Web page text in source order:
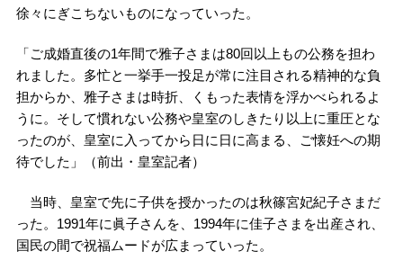
徐々にぎこちないものになっていった。
「ご成婚直後の1年間で雅子さまは80回以上もの公務を担わ
れました。多忙と一挙手一投足が常に注目される精神的な負
担からか、雅子さまは時折、くもった表情を浮かべられるよ
うに。そして慣れない公務や皇室のしきたり以上に重圧とな
ったのが、皇室に入ってから日に日に高まる、ご懐妊への期
待でした」（前出・皇室記者）
当時、皇室で先に子供を授かったのは秋篠宮妃紀子さまだ
った。1991年に眞子さんを、1994年に佳子さまを出産され、
国民の間で祝福ムードが広まっていった。